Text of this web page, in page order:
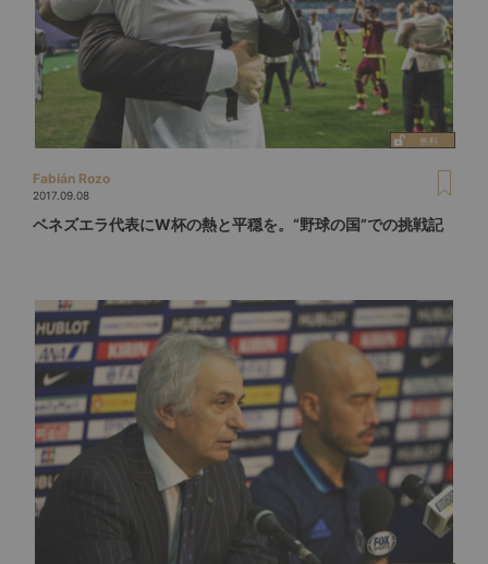
Fabián Rozo
2017.09.08
ベネズエラ代表にW杯の熱と平穏を。“野球の国”での挑戦記